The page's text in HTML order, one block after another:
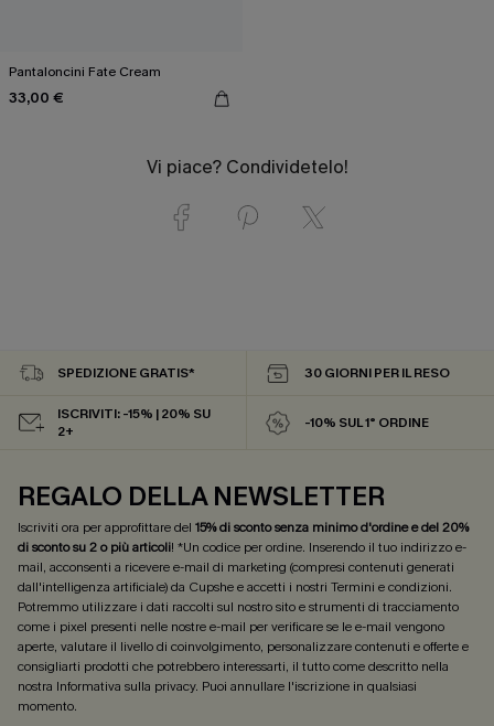
Pantaloncini Fate Cream
33,00 €
Vi piace? Condividetelo!
SPEDIZIONE GRATIS* 30 GIORNI PER IL RESO
ISCRIVITI: -15% | 20% SU
2+
-10% SUL 1° ORDINE
REGALO DELLA NEWSLETTER
Iscriviti ora per approfittare del 15% di sconto senza minimo d'ordine e del 20%
di sconto su 2 o più articoli! *Un codice per ordine. Inserendo il tuo indirizzo e-
mail, acconsenti a ricevere e-mail di marketing (compresi contenuti generati
dall'intelligenza artificiale) da Cupshe e accetti i nostri Termini e condizioni.
Potremmo utilizzare i dati raccolti sul nostro sito e strumenti di tracciamento
come i pixel presenti nelle nostre e-mail per verificare se le e-mail vengono
aperte, valutare il livello di coinvolgimento, personalizzare contenuti e offerte e
consigliarti prodotti che potrebbero interessarti, il tutto come descritto nella
nostra Informativa sulla privacy. Puoi annullare l'iscrizione in qualsiasi
momento.